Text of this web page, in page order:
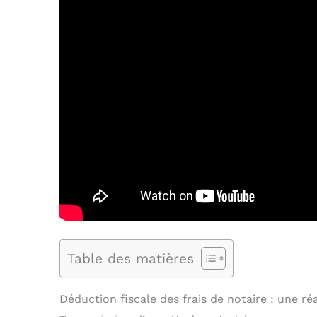
Table des matières
Déduction fiscale des frais de notaire : une